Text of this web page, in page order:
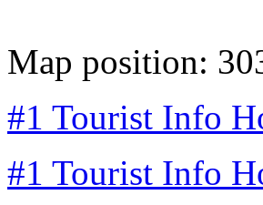
Map position:
#1 Tourist Info
#1 Tourist Info